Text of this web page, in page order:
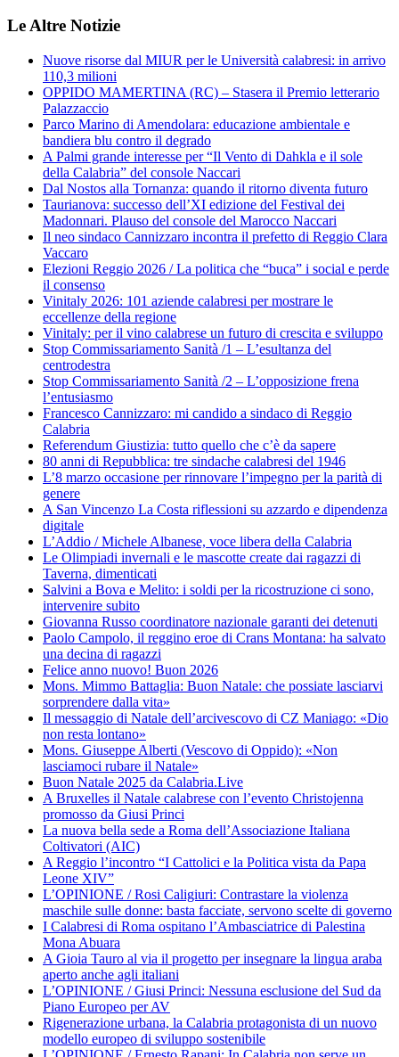
Le Altre Notizie
Nuove risorse dal MIUR per le Università calabresi: in arrivo
110,3 milioni
OPPIDO MAMERTINA (RC) – Stasera il Premio letterario
Palazzaccio
Parco Marino di Amendolara: educazione ambientale e
bandiera blu contro il degrado
A Palmi grande interesse per “Il Vento di Dahkla e il sole
della Calabria” del console Naccari
Dal Nostos alla Tornanza: quando il ritorno diventa futuro
Taurianova: successo dell’XI edizione del Festival dei
Madonnari. Plauso del console del Marocco Naccari
Il neo sindaco Cannizzaro incontra il prefetto di Reggio Clara
Vaccaro
Elezioni Reggio 2026 / La politica che “buca” i social e perde
il consenso
Vinitaly 2026: 101 aziende calabresi per mostrare le
eccellenze della regione
Vinitaly: per il vino calabrese un futuro di crescita e sviluppo
Stop Commissariamento Sanità /1 – L’esultanza del
centrodestra
Stop Commissariamento Sanità /2 – L’opposizione frena
l’entusiasmo
Francesco Cannizzaro: mi candido a sindaco di Reggio
Calabria
Referendum Giustizia: tutto quello che c’è da sapere
80 anni di Repubblica: tre sindache calabresi del 1946
L’8 marzo occasione per rinnovare l’impegno per la parità di
genere
A San Vincenzo La Costa riflessioni su azzardo e dipendenza
digitale
L’Addio / Michele Albanese, voce libera della Calabria
Le Olimpiadi invernali e le mascotte create dai ragazzi di
Taverna, dimenticati
Salvini a Bova e Melito: i soldi per la ricostruzione ci sono,
intervenire subito
Giovanna Russo coordinatore nazionale garanti dei detenuti
Paolo Campolo, il reggino eroe di Crans Montana: ha salvato
una decina di ragazzi
Felice anno nuovo! Buon 2026
Mons. Mimmo Battaglia: Buon Natale: che possiate lasciarvi
sorprendere dalla vita»
Il messaggio di Natale dell’arcivescovo di CZ Maniago: «Dio
non resta lontano»
Mons. Giuseppe Alberti (Vescovo di Oppido): «Non
lasciamoci rubare il Natale»
Buon Natale 2025 da Calabria.Live
A Bruxelles il Natale calabrese con l’evento Christojenna
promosso da Giusi Princi
La nuova bella sede a Roma dell’Associazione Italiana
Coltivatori (AIC)
A Reggio l’incontro “I Cattolici e la Politica vista da Papa
Leone XIV”
L’OPINIONE / Rosi Caligiuri: Contrastare la violenza
maschile sulle donne: basta facciate, servono scelte di governo
I Calabresi di Roma ospitano l’Ambasciatrice di Palestina
Mona Abuara
A Gioia Tauro al via il progetto per insegnare la lingua araba
aperto anche agli italiani
L’OPINIONE / Giusi Princi: Nessuna esclusione del Sud da
Piano Europeo per AV
Rigenerazione urbana, la Calabria protagonista di un nuovo
modello europeo di sviluppo sostenibile